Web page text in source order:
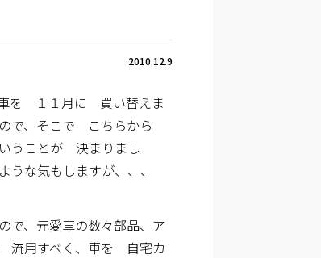
2010.12.9
を １１月に 買い替えま
で、そこで こちらから
うことが 決まりまし
な気もしますが、、、
、元愛車の数々部品、ア
用すべく、車を 自宅カ